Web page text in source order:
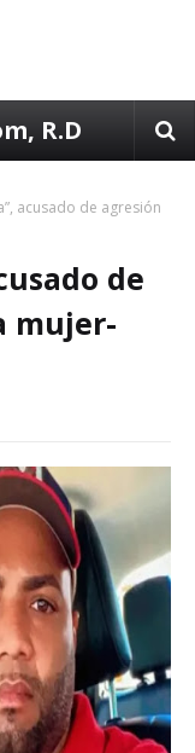
R.D
acusado de agresión
de
mujer-